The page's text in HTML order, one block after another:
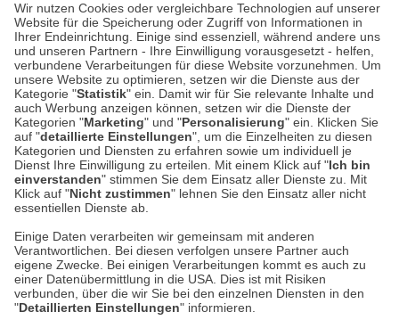
Wir nutzen Cookies oder vergleichbare Technologien auf unserer
Website für die Speicherung oder Zugriff von Informationen in
Ihrer Endeinrichtung. Einige sind essenziell, während andere uns
und unseren Partnern - Ihre Einwilligung vorausgesetzt - helfen,
verbundene Verarbeitungen für diese Website vorzunehmen. Um
unsere Website zu optimieren, setzen wir die Dienste aus der
Kategorie "Statistik" ein. Damit wir für Sie relevante Inhalte und
auch Werbung anzeigen können, setzen wir die Dienste der
Kategorien "Marketing" und "Personalisierung" ein. Klicken Sie
auf "detaillierte Einstellungen", um die Einzelheiten zu diesen
Kategorien und Diensten zu erfahren sowie um individuell je
Dienst Ihre Einwilligung zu erteilen. Mit einem Klick auf "Ich bin
einverstanden" stimmen Sie dem Einsatz aller Dienste zu. Mit
Klick auf "Nicht zustimmen" lehnen Sie den Einsatz aller nicht
essentiellen Dienste ab.
Einige Daten verarbeiten wir gemeinsam mit anderen
Verantwortlichen. Bei diesen verfolgen unsere Partner auch
eigene Zwecke. Bei einigen Verarbeitungen kommt es auch zu
einer Datenübermittlung in die USA. Dies ist mit Risiken
verbunden, über die wir Sie bei den einzelnen Diensten in den
"Detaillierten Einstellungen" informieren.
Unser Geschäft in Meckenheim
Auf dem Steinbüchel 6
53340 Meckenheim
Montag bis Samstag 9:00 Uhr bis 18:00 Uhr
weitere Information
Hier finden Sie uns im Netz
Cookie-Einstellungen in Ihrem Browser